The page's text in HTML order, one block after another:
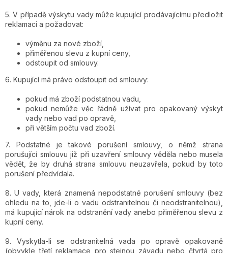
5. V případě výskytu vady může kupující prodávajícímu předložit
reklamaci a požadovat:
výměnu za nové zboží,
přiměřenou slevu z kupní ceny,
odstoupit od smlouvy.
6. Kupující má právo odstoupit od smlouvy:
pokud má zboží podstatnou vadu,
pokud nemůže věc řádně užívat pro opakovaný výskyt
vady nebo vad po opravě,
při větším počtu vad zboží.
7. Podstatné je takové porušení smlouvy, o němž strana
porušující smlouvu již při uzavření smlouvy věděla nebo musela
vědět, že by druhá strana smlouvu neuzavřela, pokud by toto
porušení předvídala.
8. U vady, která znamená nepodstatné porušení smlouvy (bez
ohledu na to, jde-li o vadu odstranitelnou či neodstranitelnou),
má kupující nárok na odstranění vady anebo přiměřenou slevu z
kupní ceny.
9. Vyskytla-li se odstranitelná vada po opravě opakovaně
(obvykle třetí reklamace pro stejnou závadu nebo čtvrtá pro